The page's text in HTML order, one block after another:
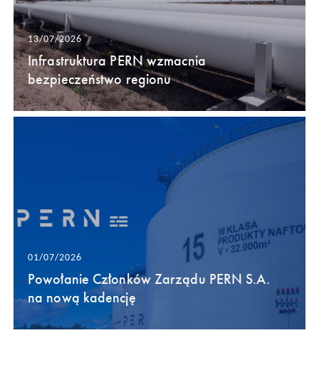
13/07/2026
Infrastruktura PERN wzmacnia
bezpieczeństwo regionu
01/07/2026
Powołanie Członków Zarządu PERN S.A.
na nową kadencję